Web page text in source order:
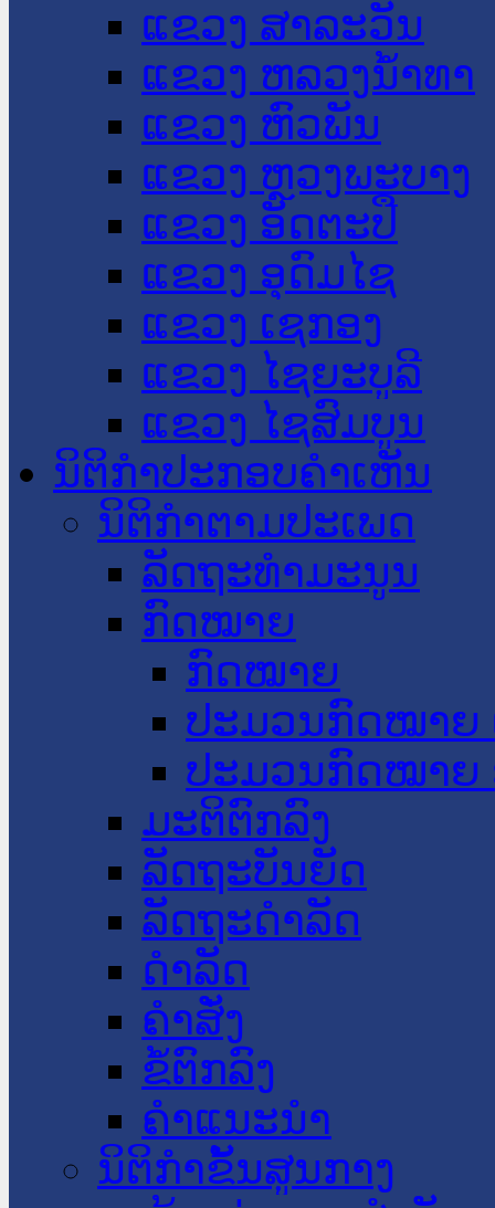
ແຂວງ ສາລະວັນ
ແຂວງ ຫລວງນໍ້າທາ
ແຂວງ ຫົວພັນ
ແຂວງ ຫຼວງພະບາງ
ແຂວງ ອັດຕະປື
ແຂວງ ອຸດົມໄຊ
ແຂວງ ເຊກອງ
ແຂວງ ໄຊຍະບູລີ
ແຂວງ ໄຊສົມບູນ
ນິຕິກໍາປະກອບຄໍາເຫັນ
ນິຕິກໍາຕາມປະເພດ
ລັດຖະທໍາມະນູນ
ກົດໝາຍ
ກົດໝາຍ
ປະມວນກົດໝາຍ
ປະມວນກົດໝາຍ
ມະຕິຕົກລົງ
ລັດຖະບັນຍັດ
ລັດຖະດໍາລັດ
ດໍາລັດ
ຄໍາສັ່ງ
ຂໍ້ຕົກລົງ
ຄໍາແນະນໍາ
ນິຕິກຳຂັ້ນສູນກາງ